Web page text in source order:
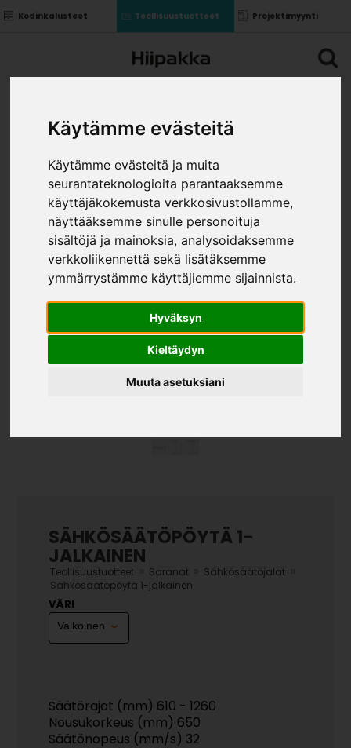
Käytämme evästeitä
Käytämme evästeitä ja muita
seurantateknologioita parantaaksemme
käyttäjäkokemusta verkkosivustollamme,
näyttääksemme sinulle personoituja
sisältöjä ja mainoksia, analysoidaksemme
verkkoliikennettä sekä lisätäksemme
ymmärrystämme käyttäjiemme sijainnista.
Hyväksyn
Kieltäydyn
Muuta asetuksiani
Kodinkalusteet Teollisuustuotteet Projektimyynti
SÄHKÖSÄÄTÖPÖYTÄ 1-
JALKAINEN
Teollisuustuotteet Saranat Sähkösäätöjalat
Sähkösäätöpöytä 1-jalkainen
VÄRI
Säätörajat (mm) 610 - 1260
Nousukorkeus (mm) 650
Säätönopeus (mm/s) 32